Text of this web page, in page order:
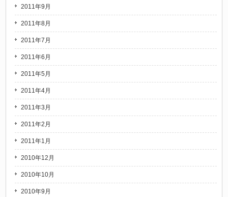
2011年9月
2011年8月
2011年7月
2011年6月
2011年5月
2011年4月
2011年3月
2011年2月
2011年1月
2010年12月
2010年10月
2010年9月